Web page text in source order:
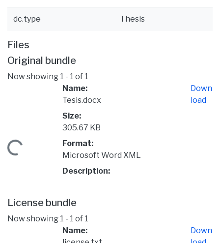
dc.type Thesis
Files
Original bundle
Now showing 1 - 1 of 1
Name:
Tesis.docx
Size:
305.67 KB
Format:
Microsoft Word XML
Description:
Down
load
License bundle
Now showing 1 - 1 of 1
Name:
Down